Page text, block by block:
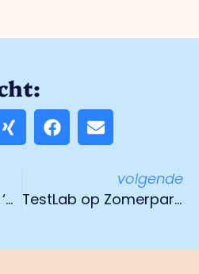
Column Lidy Rutten: ‘De cirkel is rond’
volgende
TestLab op Zomerparkfeest